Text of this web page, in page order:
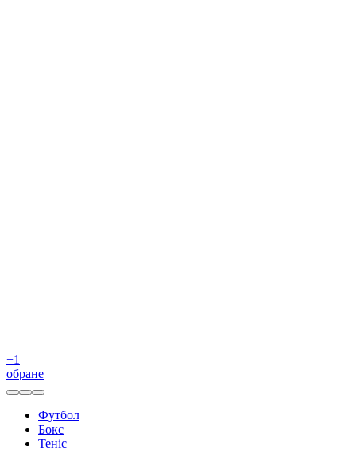
+1
обране
Футбол
Бокс
Теніс